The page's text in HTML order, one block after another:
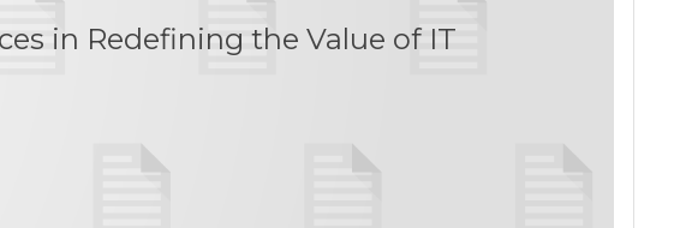
in Redefining the Value of IT